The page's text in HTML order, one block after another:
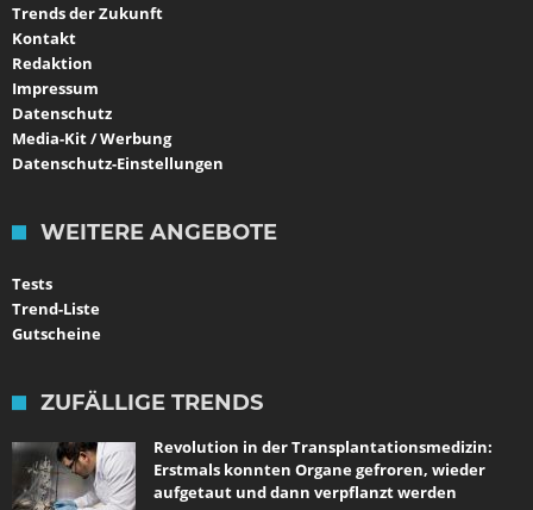
Trends der Zukunft
Kontakt
Redaktion
Impressum
Datenschutz
Media-Kit / Werbung
Datenschutz-Einstellungen
WEITERE ANGEBOTE
Tests
Trend-Liste
Gutscheine
ZUFÄLLIGE TRENDS
Revolution in der Transplantationsmedizin:
Erstmals konnten Organe gefroren, wieder
aufgetaut und dann verpflanzt werden